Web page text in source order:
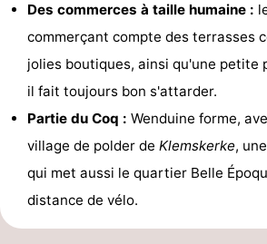
Des commerces à taille humaine :
commerçant compte des terrasses
jolies boutiques, ainsi qu'une petite
il fait toujours bon s'attarder.
Partie du Coq : Wenduine forme,
village de polder de Klemskerke,
qui met aussi le quartier Belle
distance de vélo.